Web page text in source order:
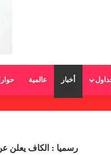
أخبار عالمية
رسميا : الكاف يعلن عن توقيت مباريات